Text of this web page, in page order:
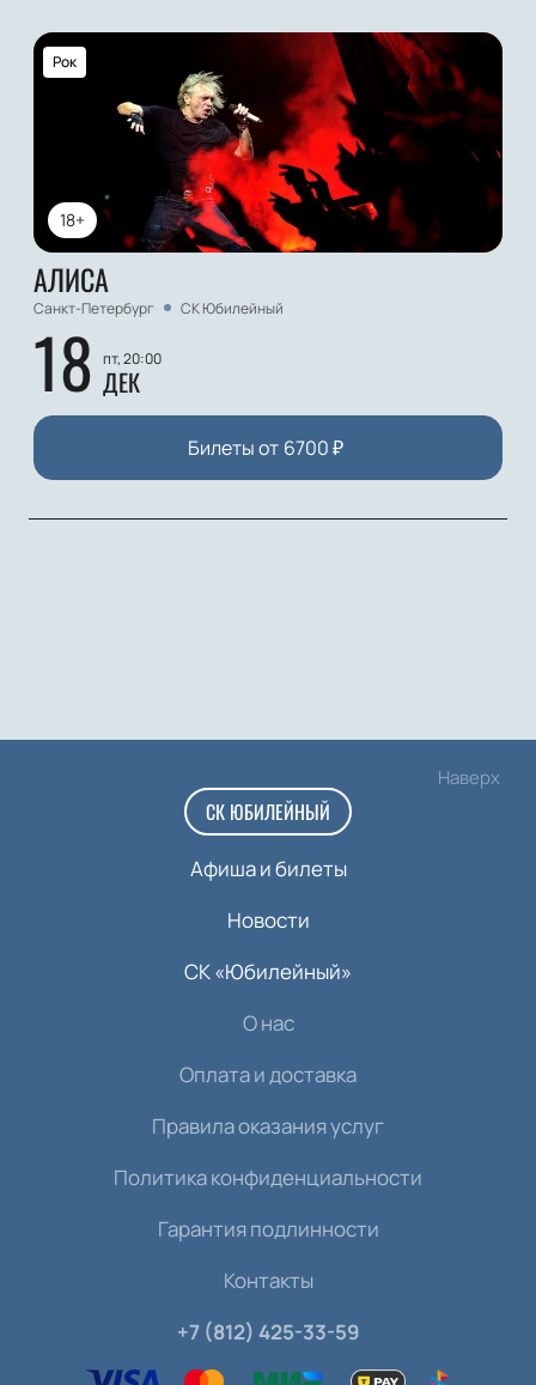
18+
Рок
АЛИСА
Санкт-Петербург СК Юбилейный
18 пт, 20:00
ДЕК
Билеты от 6700₽
Наверх
СК ЮБИЛЕЙНЫЙ
Афиша и билеты
Новости
СК «Юбилейный»
О нас
Оплата и доставка
Правила оказания услуг
Политика конфиденциальности
Гарантия подлинности
Контакты
+7 (812) 425-33-59